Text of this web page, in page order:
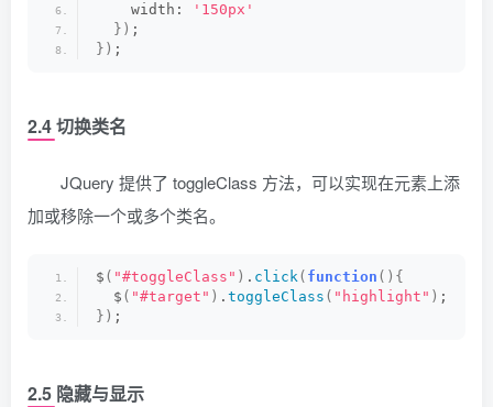
    width:
'150px'
}) ;
}) ;
2.4 切换类名
JQuery 提供了 toggleClass 方法，可以实现在元素上添
加或移除一个或多个类名。
$ ( "#toggleClass" ) . click( function (){
  $
( "#target" ) . toggleClass ( "highlight" ) ;
}) ;
2.5 隐藏与显示